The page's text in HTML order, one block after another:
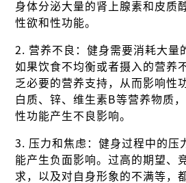
身体分泌大量的肾上腺素和皮质
性欲和性功能。
2. 营养不良：健身需要消耗大量
如果饮食不均衡或者摄入的营养
乏必要的营养支持，从而影响性
白质、锌、维生素B等营养物质
性功能产生不良影响。
3. 压力和焦虑：健身过程中的压
能产生负面影响。过高的期望、
求，以及对自身形象的不满等，